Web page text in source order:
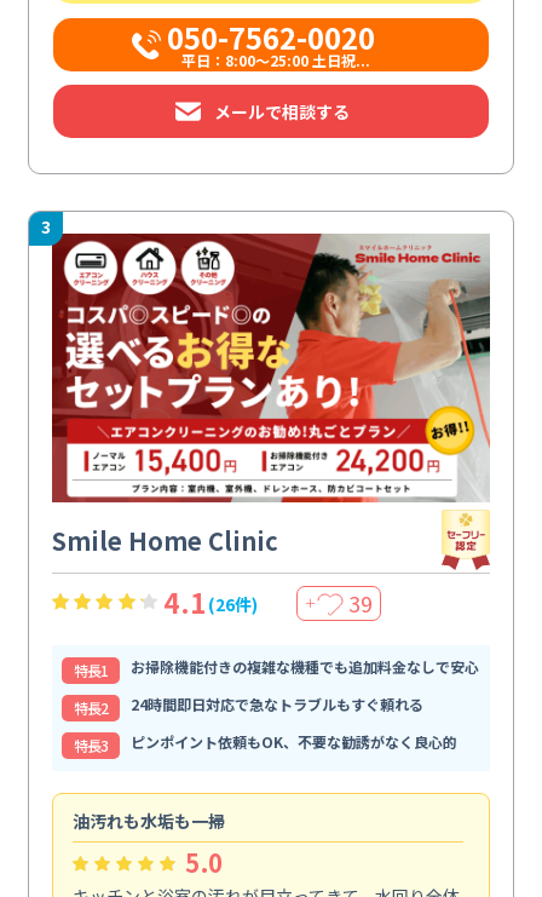
050-7562-0020
平日：8:00〜25:00 土日祝...
メールで相談する
3
Smile Home Clinic
4.1 (26件) ＋ 39
特⻑1
お掃除機能付きの複雑な機種でも追加料金なしで安心
特⻑2
24時間即日対応で急なトラブルもすぐ頼れる
特⻑3
ピンポイント依頼もOK、不要な勧誘がなく良心的
油汚れも水垢も一掃
5.0